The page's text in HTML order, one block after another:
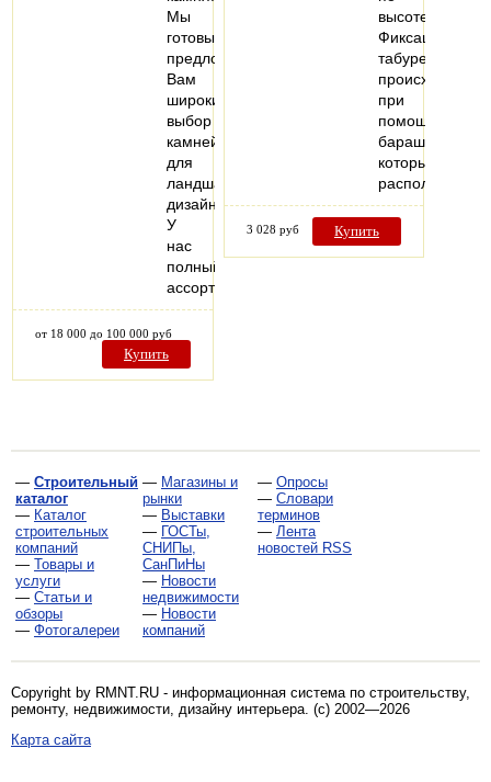
Мы
готовы
предложить
Вам
широкий
выбор
камней
для
ландшафтного
дизайна.
У
нас
полный
ассортимент…
от 18 000 до 100 000 руб
Купить
высоте.
Фиксация
табурета
происходит
при
помощи
барашка,
который
расположен…
3 028 руб Купить
— Строительный
каталог
— Каталог
строительных
компаний
— Товары и
услуги
— Статьи и
обзоры
— Фотогалереи
— Магазины и
рынки
— Выставки
— ГОСТы,
СНИПы,
СанПиНы
— Новости
недвижимости
— Новости
компаний
— Опросы
— Словари
терминов
— Лента
новостей RSS
Copyright by RMNT.RU - информационная система по строительству,
ремонту, недвижимости, дизайну интерьера. (c) 2002—2026
Карта сайта